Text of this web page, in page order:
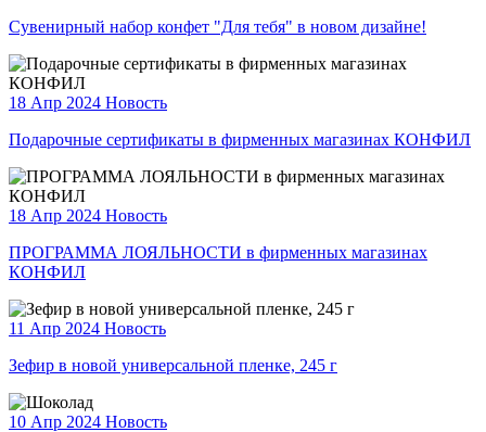
Сувенирный набор конфет "Для тебя" в новом дизайне!
18 Апр 2024 Новость
Подарочные сертификаты в фирменных магазинах КОНФИЛ
18 Апр 2024 Новость
ПРОГРАММА ЛОЯЛЬНОСТИ в фирменных магазинах
КОНФИЛ
11 Апр 2024 Новость
Зефир в новой универсальной пленке, 245 г
10 Апр 2024 Новость